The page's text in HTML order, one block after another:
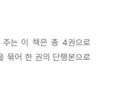
주는 이 책은 총 4권으로
묶어 한 권의 단행본으로